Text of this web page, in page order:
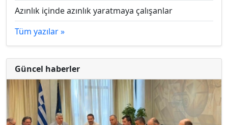
Azınlık içinde azınlık yaratmaya çalışanlar
Tüm yazılar »
Güncel haberler